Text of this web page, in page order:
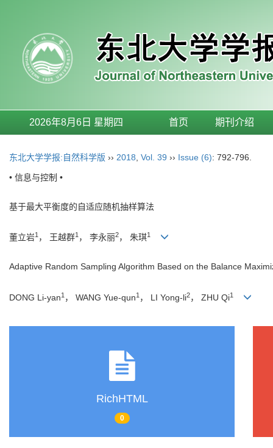
2026年8月6日 星期四 首页 期刊介绍
东北大学学报:自然科学版 ›› 2018 Vol. 39 ›› Issue (6): 792-796.
• 信息与控制 •
基于最大平衡度的自适应随机抽样算法
董立岩1 ， 王越群1 ， 李永丽2， 朱琪1
Adaptive Random Sampling Algorithm Based on the Balance
DONG Li-yan1 ， WANG Yue-qun1 ， LI Yong-li2， ZHU Qi1
RichHTML
0